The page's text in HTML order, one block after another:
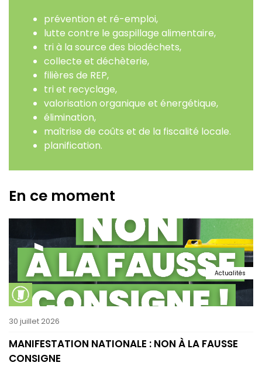
prévention et ré-emploi,
lutte contre le gaspillage alimentaire,
tri à la source des biodéchets,
collecte et déchèterie,
filières de REP,
tri et recyclage,
valorisation organique et énergétique,
élimination,
maîtrise de coûts et de la fiscalité locale.
planification.
En ce moment
Actualités
30 juillet 2026
MANIFESTATION NATIONALE : NON À LA FAUSSE
CONSIGNE